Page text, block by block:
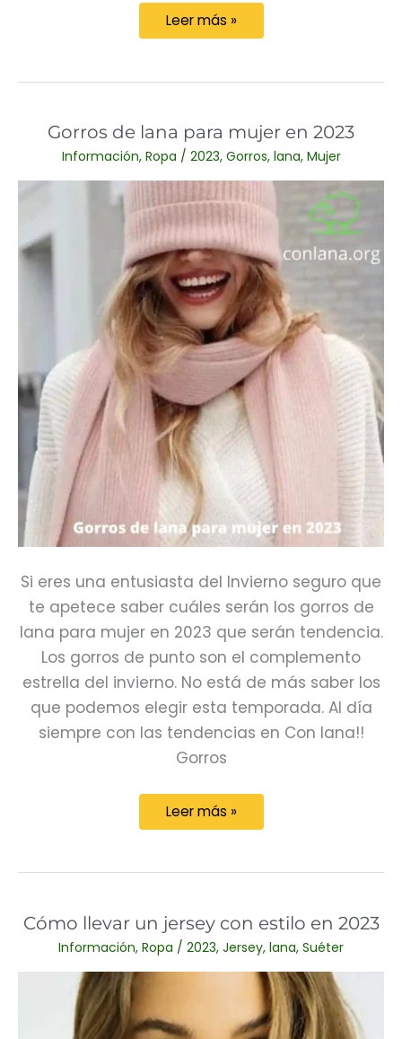
El
Abrigo
para
Leer más »
Gorros de lana para mujer en 2023
Información, Ropa / 2023, Gorros, lana, Mujer
Si eres una entusiasta del Invierno seguro que
te apetece saber cuáles serán los gorros de
lana para mujer en 2023 que serán tendencia.
Los gorros de punto son el complemento
estrella del invierno. No está de más saber los
que podemos elegir esta temporada. Al día
siempre con las tendencias en Con lana!!
Gorros
Gorros
de
en
Leer más »
Cómo llevar un jersey con estilo en 2023
Información, Ropa / 2023, Jersey, lana, Suéter